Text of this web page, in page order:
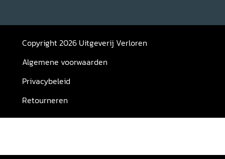
Copyright 2026 Uitgeverij Verloren
Algemene voorwaarden
Privacybeleid
Retourneren